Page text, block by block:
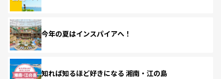
今年の夏はインスパイアへ！
知れば知るほど好きになる 湘南・江の島